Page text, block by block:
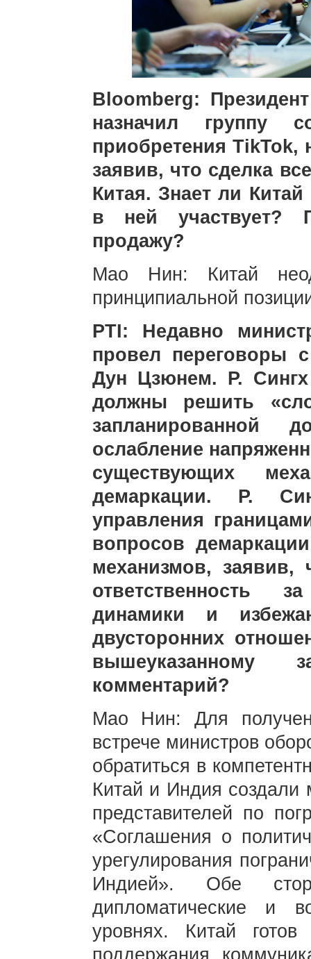
Bloomberg:
назначил группу
приобретения TikTok,
заявив, что сделка
Китая. Знает ли
в ней участвует?
продажу?
Мао Нин: Китай
принципиальной
PTI: Недавно
провел переговоры
Дун Цзюнем. Р.
должны решить
запланированной
ослабление
существующих
демаркации. Р.
управления
вопросов
механизмов,
ответственность
динамики и
двусторонних
вышеуказанному
комментарий?
Мао Нин: Для
встрече министров
обратиться в
Китай и Индия создали
представителей по
«Соглашения о
урегулирования
Индией». Обе
дипломатические и
уровнях. Китай
поддержания